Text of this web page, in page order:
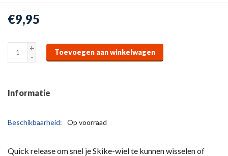
€9,95
+
-
Toevoegen aan winkelwagen
Informatie
Beschikbaarheid: Op voorraad
Quick release om snel je Skike-wiel te kunnen wisselen of